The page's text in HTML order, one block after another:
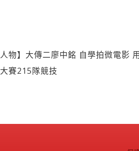
物】大傳二廖中銘 自學拍微電影
賽215隊競技